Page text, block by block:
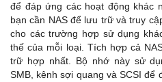
để đáp ứng các hoạt động khác
bạn cần NAS để lưu trữ và truy
cho các trường hợp sử dụng
thế của mỗi loại. Tích hợp cả
trữ hợp nhất. Bộ nhớ này sử
SMB, kênh sợi quang và SCSI để